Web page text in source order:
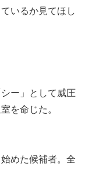
いるか見てほし
ー」として威圧
を命じた。
めた候補者。全